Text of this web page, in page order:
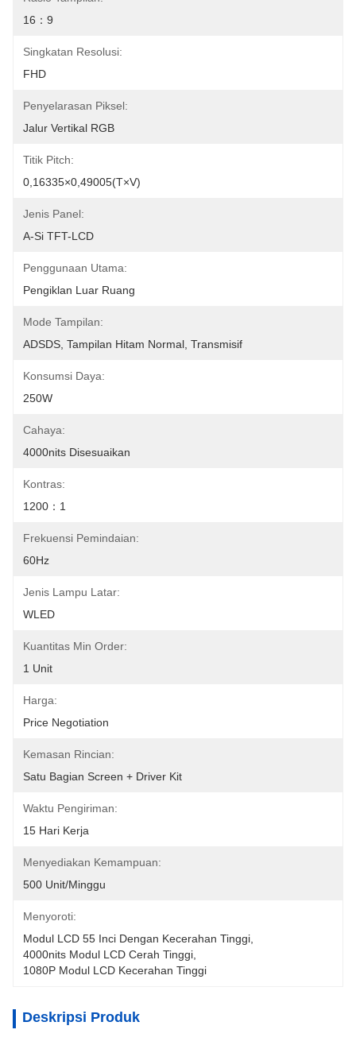
16：9
Singkatan Resolusi:
FHD
Penyelarasan Piksel:
Jalur Vertikal RGB
Titik Pitch:
0,16335×0,49005(T×V)
Jenis Panel:
A-Si TFT-LCD
Penggunaan Utama:
Pengiklan Luar Ruang
Mode Tampilan:
ADSDS, Tampilan Hitam Normal, Transmisif
Konsumsi Daya:
250W
Cahaya:
4000nits Disesuaikan
Kontras:
1200：1
Frekuensi Pemindaian:
60Hz
Jenis Lampu Latar:
WLED
Kuantitas Min Order:
1 Unit
Harga:
Price Negotiation
Kemasan Rincian:
Satu Bagian Screen + Driver Kit
Waktu Pengiriman:
15 Hari Kerja
Menyediakan Kemampuan:
500 Unit/minggu
Menyoroti:
Modul LCD 55 Inci Dengan Kecerahan Tinggi
4000nits Modul LCD Cerah Tinggi
1080P Modul LCD Kecerahan Tinggi
Deskripsi Produk